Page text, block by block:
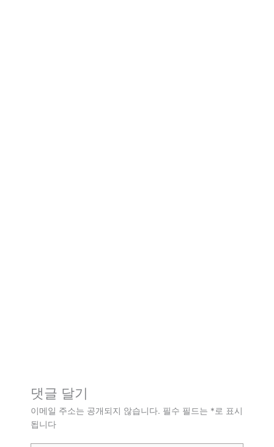
댓글 달기
이메일 주소는 공개되지 않습니다. 필수 필드는 *로 표시
됩니다